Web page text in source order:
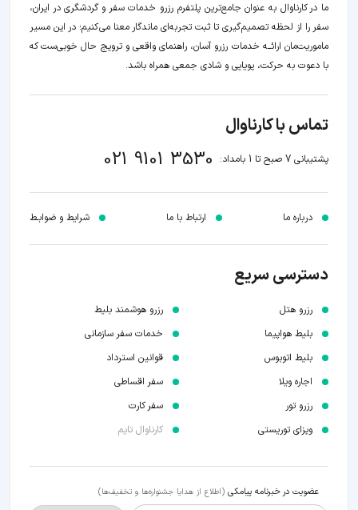
ما در کارناوال به عنوان جامع‌ترین پلتفرم رزرو خدمات سفر و گردشگری در ایران،
سفر را از لحظه‌ تصمیم‌گیری تا ثبت تجربه‌ای ماندگار معنا می‌کنیم؛ در این مسیر‍
ماموریت‌مان اراﺋــﻪ خدمات رزرو آسان، راهنمای واقعی و ترویج حال خوبی‌ست که
با دعوت به حرکت، پویایی و شادی جمعی همراه باشد.
تماس با کارناوال
پشتیبانی 7 صبح تا 1 بامداد: 021 9101 3530
درباره ما ارتباط با ما شرایط و ضوابـط
دسترسی سریع
رزرو هتل
بلیط هواپیما
بلیط اتوبوس
اجاره ویلا
رزرو تور
ویزای توریستی
رزرو هوشمند بلیط
خدمات سفر سازمانی
قوانین استرداد
سفر اقساطی
سفر کارت
کارناوال تایم
عضویت در خبرنامه پیامکی (اطلاع از هدایا جشنواره‌ها و تخفیف‌ها)